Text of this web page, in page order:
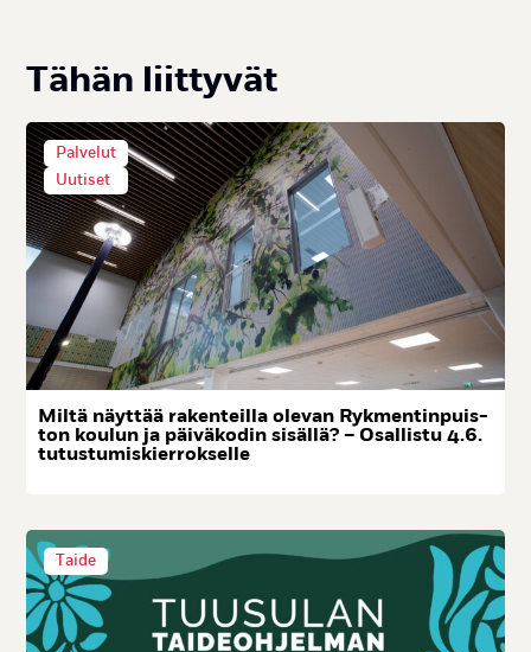
Tä­hän liit­ty­vät
Palvelut
Uutiset
Mil­tä näyt­tää ra­ken­teil­la ole­van Ryk­men­tin­puis­
ton kou­lun ja päi­vä­ko­din si­säl­lä? – Osal­lis­tu 4.6.
tu­tus­tu­mis­kier­rok­sel­le
Taide